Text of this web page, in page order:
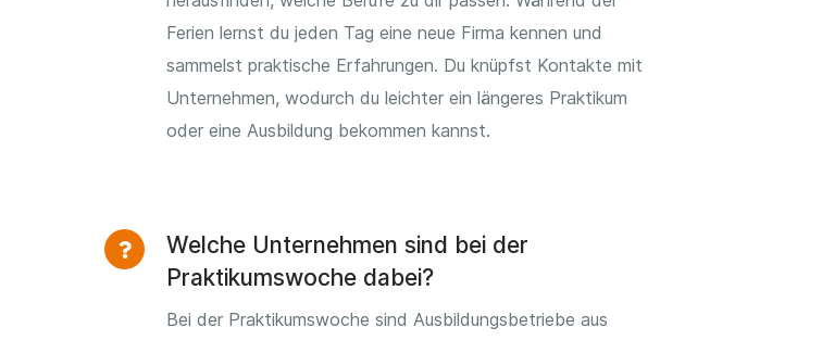
Ferien lernst du jeden Tag eine neue Firma kennen und
sammelst praktische Erfahrungen. Du knüpfst Kontakte mit
Unternehmen, wodurch du leichter ein längeres Praktikum
oder eine Ausbildung bekommen kannst.
Welche Unternehmen sind bei der
Praktikumswoche dabei?
Bei der Praktikumswoche sind Ausbildungsbetriebe aus